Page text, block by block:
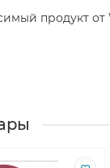
продукт